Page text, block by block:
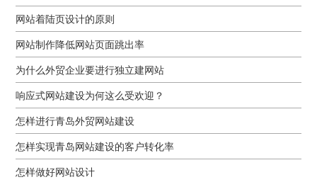
网站着陆页设计的原则
网站制作降低网站页面跳出率
为什么外贸企业要进行独立建网站
响应式网站建设为何这么受欢迎？
怎样进行青岛外贸网站建设
怎样实现青岛网站建设的客户转化率
怎样做好网站设计